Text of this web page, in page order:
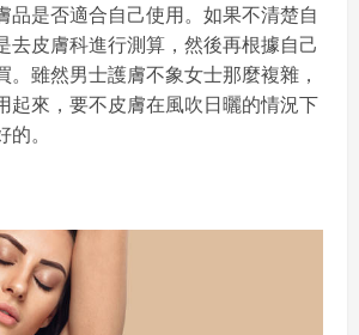
品是否適合自己使用。如果不清楚自
去皮膚科進行測算，然後再根據自己
。雖然男士護膚不象女士那麼複雜，
起來，要不皮膚在風吹日曬的情況下
。